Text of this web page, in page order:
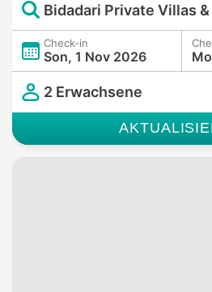
Bidadari Private Villas
Check-in
Son, 1 Nov 2026
2 Erwachsene